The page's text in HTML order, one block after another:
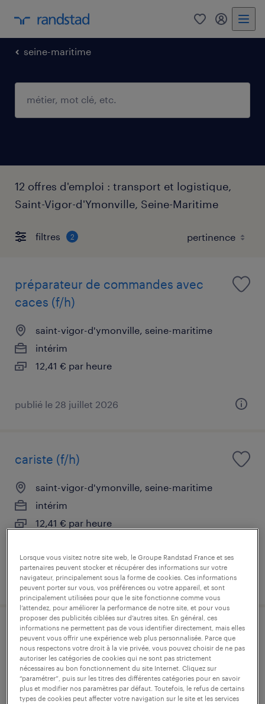
0 mon
seine-maritime
12 offres d'emploi : transport et logistique,
Saint-Vigor-d'Ymonville, Seine-Maritime
filtres 2
préparateur de commandes avec
caces (f/h)
saint-vigor-d'ymonville, seine-maritime
intérim
12,41 € par heure
publié le 28 juillet 2026
cariste (f/h)
saint-vigor-d'ymonville, seine-maritime
intérim
12,41 € par heure
publié le 28 juillet 2026
préparateur de commandes (f/h) -
caces 1
saint-vigor-d'ymonville, seine-maritime
intérim
Lorsque vous visitez notre site web, le Groupe Randstad France et ses
partenaires peuvent stocker et récupérer des informations sur votre
navigateur, principalement sous la forme de cookies. Ces informations
peuvent porter sur vous, vos préférences ou votre appareil, et sont
principalement utilisées pour que le site fonctionne comme vous
l’attendez, pour améliorer la performance de notre site, et pour vous
proposer des publicités ciblées sur d’autres sites. En général, ces
informations ne permettent pas de vous identifier directement, mais elles
peuvent vous offrir une expérience web plus personnalisée. Parce que
nous respectons votre droit à la vie privée, vous pouvez choisir de ne pas
autoriser les catégories de cookies qui ne sont pas strictement
nécessaires au bon fonctionnement du site Internet. Cliquez sur
“paramétrer”, puis sur les titres des différentes catégories pour en savoir
plus et modifier nos paramètres par défaut. Toutefois, le refus de certains
types de cookies peut affecter votre navigation sur le site et les services